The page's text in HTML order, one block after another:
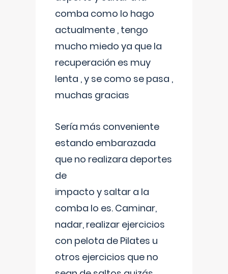
comba como lo hago
actualmente , tengo
mucho miedo ya que la
recuperación es muy
lenta , y se como se pasa ,
muchas gracias
Sería más conveniente
estando embarazada
que no realizara deportes
de
impacto y saltar a la
comba lo es. Caminar,
nadar, realizar ejercicios
con pelota de Pilates u
otros ejercicios que no